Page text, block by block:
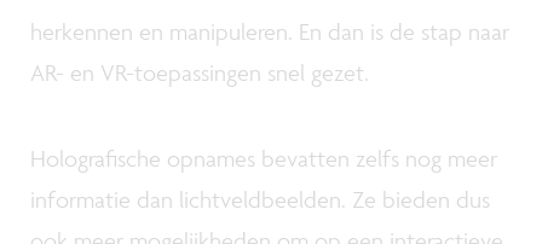
herkennen en manipuleren. En dan is de stap naar
AR- en VR-toepassingen snel gezet.
Holografische opnames bevatten zelfs nog meer
informatie dan lichtveldbeelden. Ze bieden dus